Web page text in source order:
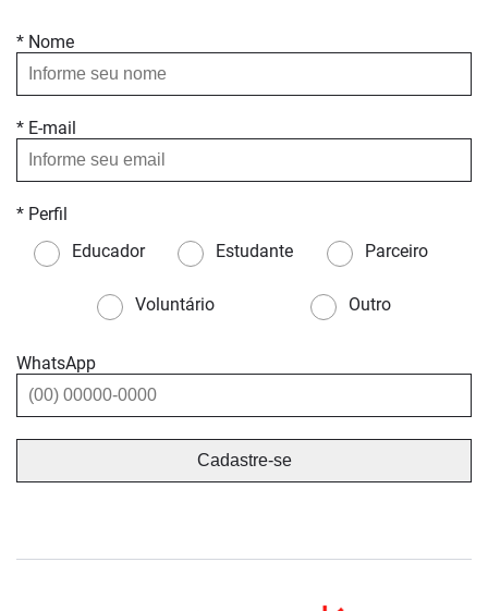
* Nome
* E-mail
* Perfil
Educador
Estudante Parceiro
Voluntário Outro
WhatsApp